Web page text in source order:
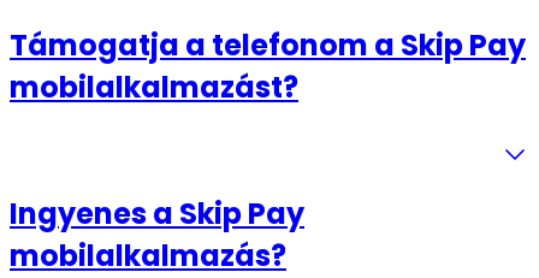
Támogatja a telefonom a Skip Pay
mobilalkalmazást?
Ingyenes a Skip Pay
mobilalkalmazás?